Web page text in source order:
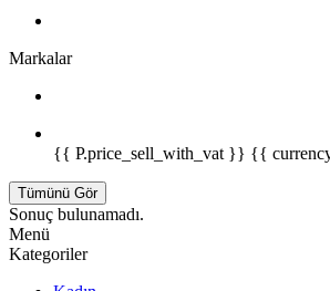
Markalar
{{ P.price_sell_with_vat }} {{
Tümünü Gör
Sonuç bulunamadı.
Menü
Kategoriler